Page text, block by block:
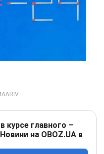
курсе главного –
на OBOZ.UA в